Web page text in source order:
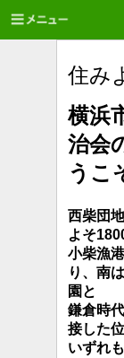
住み
横浜
治会
うこ
西柴団
よそ
小柴漁
り、南
園と
鎌倉時
接した
いずれ